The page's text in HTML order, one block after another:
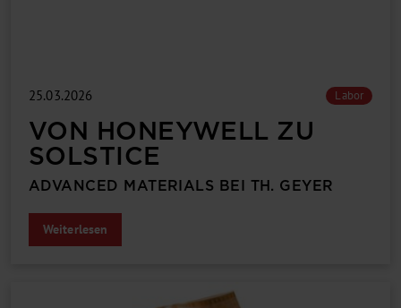
25.03.2026 Labor
VON HONEYWELL ZU
SOLSTICE
ADVANCED MATERIALS BEI TH. GEYER
Weiterlesen